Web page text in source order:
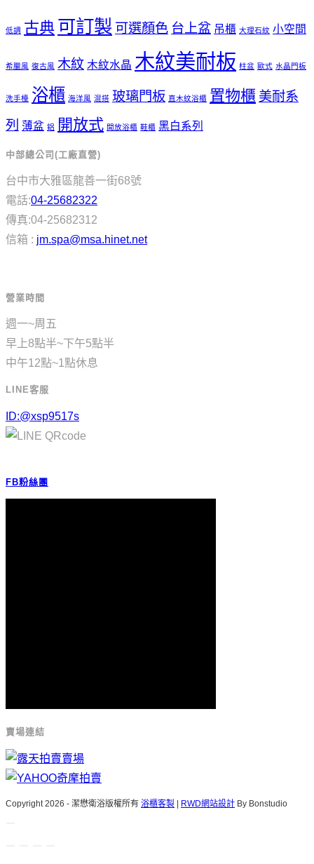
低調 古典 可訂製 可選顏色 台上盆 吊櫃 大理石紋 小空間
希臘風 復古風 木紋 木紋水晶 木紋美耐板 柱盆 歐式 水晶門板
洗手檯 浴櫃 海洋風 混搭 玻璃門板 直木紋浴櫃 置物櫃 美耐系
列 薄盆 鋁 開放式 開放浴櫃 鞋櫃 黑白系列
中部總公司(工廠直營)
台中市大雅區龍善一街68號
電話:04-25682322
傳真:04-25682312
信箱 : jm.spa@msa.hinet.net
營業時間
週一~周五
早上8點半~下午5點半
中午12點~1點休息
LINE客服
ID:@xsp9517s
FB粉絲團
賣場連結
Copyright 2026 - 潔懋衛浴版權所有 浴櫃客製 | RWD網站設計 By Bonstudio